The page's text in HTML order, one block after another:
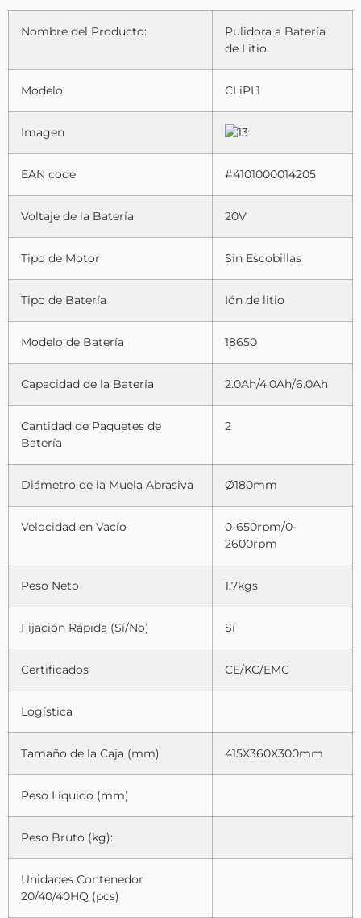
Nombre del Producto:
Pulidora a Batería
de Litio
Modelo CLiPL1
Imagen
EAN code #4101000014205
Voltaje de la Batería 20V
Tipo de Motor Sin Escobillas
Tipo de Batería Ión de litio
Modelo de Batería 18650
Capacidad de la Batería 2.0Ah/4.0Ah/6.0Ah
Cantidad de Paquetes de
Batería
2
Diámetro de la Muela Abrasiva Ø180mm
Velocidad en Vacío
0-650rpm/0-
2600rpm
Peso Neto 1.7kgs
Fijación Rápida (Sí/No) Sí
Certificados CE/KC/EMC
Logística
Tamaño de la Caja (mm) 415X360X300mm
Peso Líquido (mm)
Peso Bruto (kg):
Unidades Contenedor
20/40/40HQ (pcs)